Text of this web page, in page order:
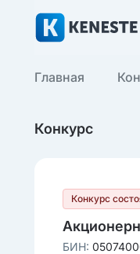
Главная
Конкурс
Конкурс
БИН: